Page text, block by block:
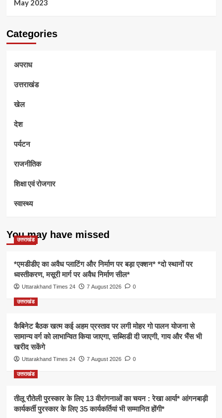
May 2023
Categories
अपराध
उत्तराखंड
खेल
देश
पर्यटन
राजनीतिक
शिक्षा एवं रोजगार
स्वास्थ्य
You may have missed
उत्तराखंड
*एमडीडीए का अवैध प्लाटिंग और निर्माण पर बड़ा एक्शन* *दो स्थानों पर
ध्वस्तीकरण, मसूरी मार्ग पर अवैध निर्माण सील*
Uttarakhand Times 24 7 August 2026 0
उत्तराखंड
कैबिनेट बैठक खत्म कई अहम प्रस्ताव पर लगी मोहर गो पालन योजना से
सामान्य वर्ग को लाभान्वित किया जाएगा, सब्सिडी दी जाएगी, गाय और भैंस भी
खरीद सकेंगे
Uttarakhand Times 24 7 August 2026 0
उत्तराखंड
तीलू रौतेली पुरस्कार के लिए 13 वीरांगनाओं का चयन : रेखा आर्या* आंगनबाड़ी
कार्यकर्ती पुरस्कार के लिए 35 कार्यकर्तियां भी सम्मानित होंगी*